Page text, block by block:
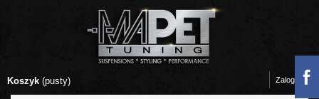
Koszyk (pusty) Zaloguj się